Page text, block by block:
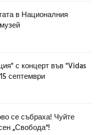
в Националния
с концерт във "Vidas
септември
се събраха! Чуйте
„Свобода“!